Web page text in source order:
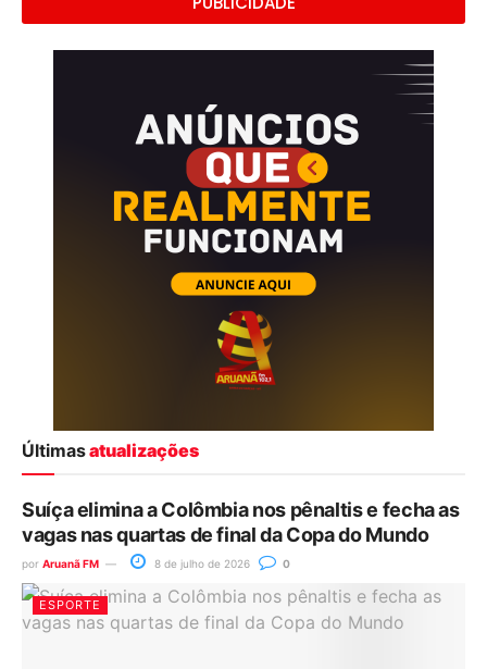
Últimasatualizações
Suíça elimina a Colômbia nos pênaltis e fecha as
vagas nas quartas de final da Copa do Mundo
por Aruanã FM 8 de julho de 2026 0
ESPORTE